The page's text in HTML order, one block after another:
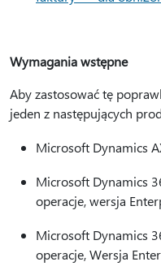
Wymagania wstępne
Aby zastosować tę
jeden z następujących
Microsoft Dynamics
Microsoft Dynamics
operacje, wersja
Microsoft Dynamics
operacje, Wersja